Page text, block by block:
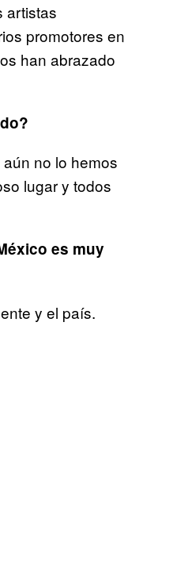
artistas
promotores en
han abrazado
no lo hemos
lugar y todos
es muy
y el país.